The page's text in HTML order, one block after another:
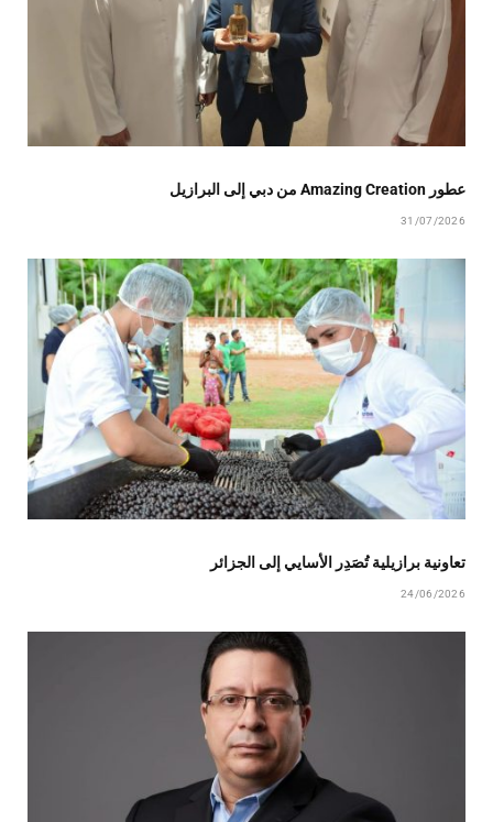
عطور Amazing Creation من دبي إلى البرازيل
31/07/2026
تعاونية برازيلية تُصَدِر الأسايي إلى الجزائر
24/06/2026